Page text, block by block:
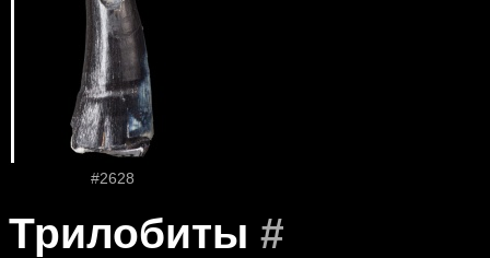
#2628
Трилобиты #